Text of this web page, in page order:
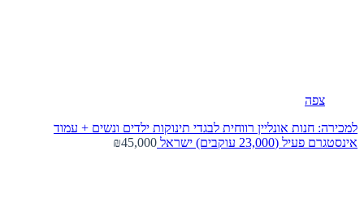
צפה
למכירה: חנות אונליין רווחית לבגדי תינוקות ילדים ונשים + עמוד
אינסטגרם פעיל (23,000 עוקבים)
ישראל ₪45,000